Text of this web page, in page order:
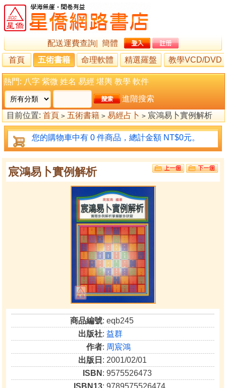
配送運費查詢
簡體
首頁
五術書籍 命理軟體 精選羅盤 教學VCD/DVD
熱門: 八字 紫微 姓名 易經 堪輿 教學 軟件
進階搜索
目前位置: 首頁 > 五術書籍 > 易經占卜 > 宸鴻易卜實例解析
您的購物車中有 0 件商品，總計金額 NT$0元。
宸鴻易卜實例解析
商品編號: eqb245
出版社:益群
作者: 周宸鴻
出版日 : 2001/02/01
ISBN : 9575526473
ISBN13: 9789575526474